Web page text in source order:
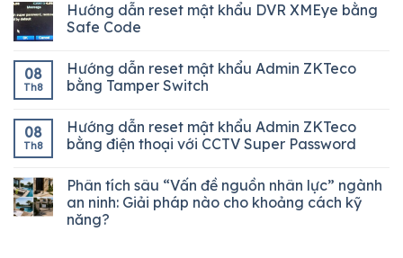
Hướng dẫn reset mật khẩu DVR XMEye bằng
Safe Code
08
Th8
Hướng dẫn reset mật khẩu Admin ZKTeco
bằng Tamper Switch
08
Th8
Hướng dẫn reset mật khẩu Admin ZKTeco
bằng điện thoại với CCTV Super Password
Phân tích sâu “Vấn đề nguồn nhân lực” ngành
an ninh: Giải pháp nào cho khoảng cách kỹ
năng?